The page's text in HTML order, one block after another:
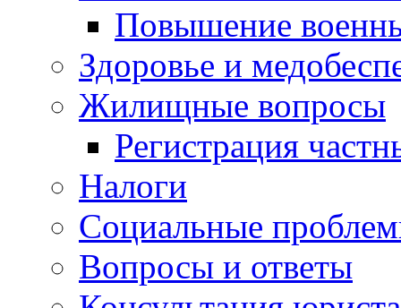
Повышение
Здоровье и
Жилищные вопросы
Регистрация
Налоги
Социальные
Вопросы и ответы